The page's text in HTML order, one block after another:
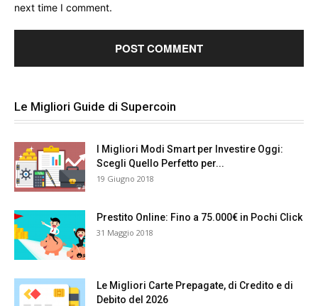
next time I comment.
Le Migliori Guide di Supercoin
I Migliori Modi Smart per Investire Oggi:
Scegli Quello Perfetto per...
19 Giugno 2018
Prestito Online: Fino a 75.000€ in Pochi Click
31 Maggio 2018
Le Migliori Carte Prepagate, di Credito e di
Debito del 2026